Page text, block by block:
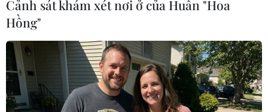
Triệt phá thành công hệ
thống Lương Sơn TV
Nga và Ukraine tiếp tục
tấn công qua lại, thương
Cảnh sát khám xét nơi ở của Huấn "Hoa
Hồng"